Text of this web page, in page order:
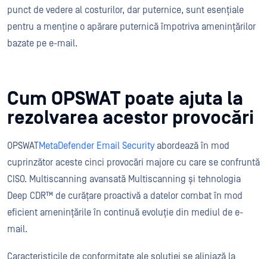
punct de vedere al costurilor, dar puternice, sunt esențiale
pentru a menține o apărare puternică împotriva amenințărilor
bazate pe e-mail.
Cum OPSWAT poate ajuta la
rezolvarea acestor provocări
OPSWATMetaDefender Email Securityabordează în mod
cuprinzător aceste cinci provocări majore cu care se confruntă
CISO. Multiscanning avansată Multiscanning și tehnologia
Deep CDR™ de curățare proactivă a datelor combat în mod
eficient amenințările în continuă evoluție din mediul de e-
mail.
Caracteristicile de conformitate ale soluției se aliniază la